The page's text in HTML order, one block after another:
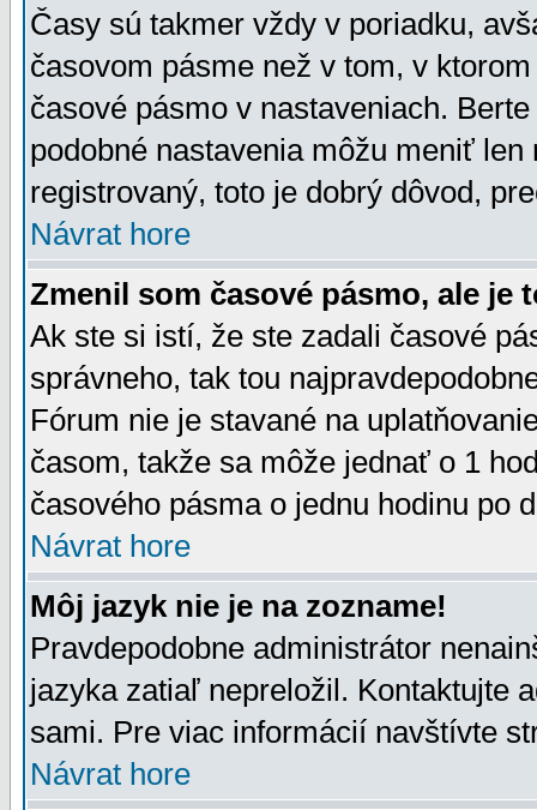
Časy sú takmer vždy v poriadku,
časovom pásme než v tom, v
časové pásmo v nastaveniach.
podobné nastavenia môžu meniť
registrovaný, toto je dobrý dôvod,
Návrat hore
Zmenil som časové pásmo, ale je
Ak ste si istí, že ste zadali časové
správneho, tak tou
Fórum nie je stavané na
časom, takže sa môže jednať o 1
časového pásma o jednu hodinu po
Návrat hore
Môj jazyk nie je na zozname!
Pravdepodobne administrátor
jazyka zatiaľ nepreložil. Kontaktujte
sami. Pre viac informácií navštívte
Návrat hore